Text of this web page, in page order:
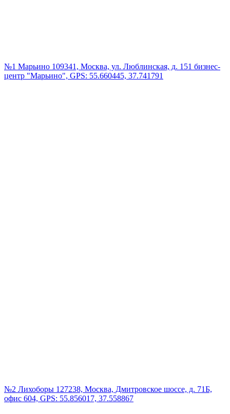
№1 Марьино 109341, Москва, ул. Люблинская, д. 151 бизнес-
центр "Марьино", GPS: 55.660445, 37.741791
№2 Лихоборы 127238, Москва, Дмитровское шоссе, д. 71Б,
офис 604, GPS: 55.856017, 37.558867